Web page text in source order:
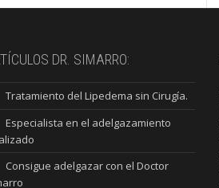
DR. SIMARRO:
Tratamiento del Lipedema sin Cirugía.
Especialista en el adelgazamiento
Consigue adelgazar con el Doctor